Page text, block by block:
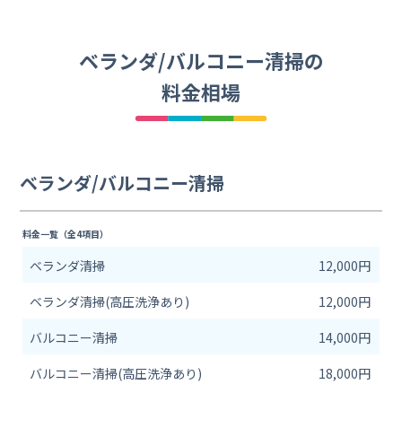
ベランダ/バルコニー清掃の
料金相場
ベランダ/バルコニー清掃
料金一覧（全4項目）
ベランダ清掃
12,000円
ベランダ清掃(高圧洗浄あり)
12,000円
バルコニー清掃
14,000円
バルコニー清掃(高圧洗浄あり)
18,000円